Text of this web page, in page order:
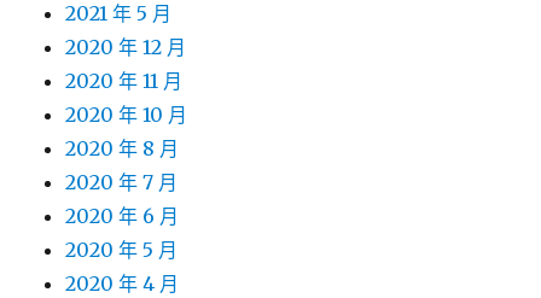
2021 年 5 月
2020 年 12 月
2020 年 11 月
2020 年 10 月
2020 年 8 月
2020 年 7 月
2020 年 6 月
2020 年 5 月
2020 年 4 月